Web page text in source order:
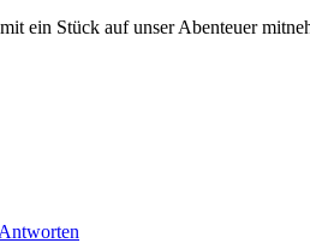
ein Stück auf unser Abenteuer
Antworten